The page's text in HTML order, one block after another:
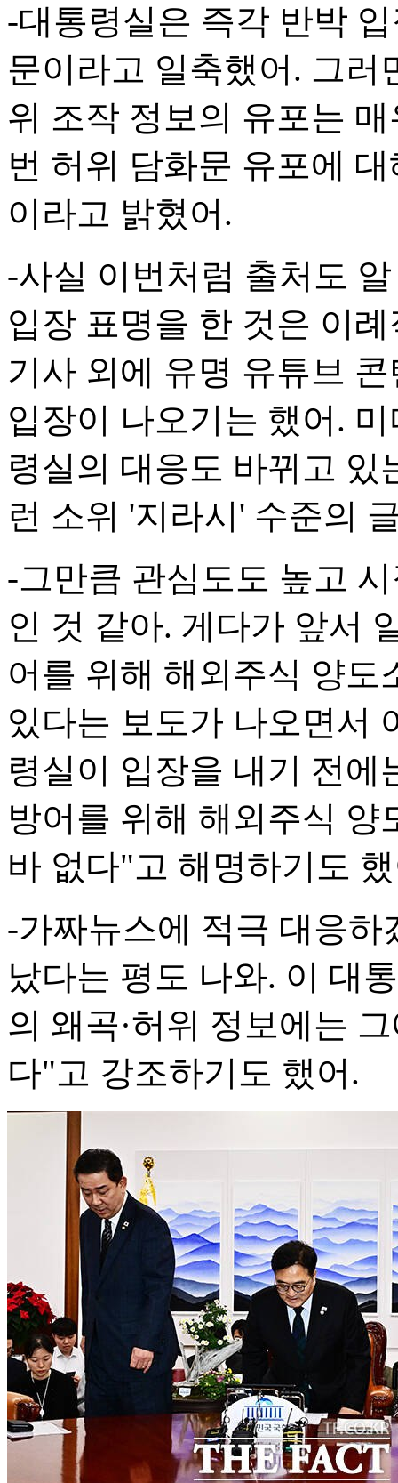
-대통령실은 즉각 반박
문이라고 일축했어. 그러
위 조작 정보의 유포는
번 허위 담화문 유포에
이라고 밝혔어.
-사실 이번처럼 출처도
입장 표명을 한 것은 이
기사 외에 유명 유튜브
입장이 나오기는 했어.
령실의 대응도 바뀌고 있
런 소위 '지라시' 수준의
-그만큼 관심도도 높고
인 것 같아. 게다가 앞서
어를 위해 해외주식 양도
있다는 보도가 나오면서
령실이 입장을 내기 전
방어를 위해 해외주식
바 없다"고 해명하기도
-가짜뉴스에 적극 대응
났다는 평도 나와. 이 대
의 왜곡·허위 정보에는
다"고 강조하기도 했어.